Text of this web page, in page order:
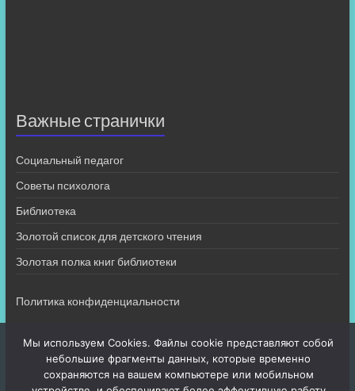
Важные странички
Социальный педагог
Советы психолога
Библиотека
Золотой список для детского чтения
Золотая полка книг библиотеки
Политика конфиденциальности
Мы используем Cookies. Файлы cookie представляют собой
небольшие фрагменты данных, которые временно
сохраняются на вашем компьютере или мобильном